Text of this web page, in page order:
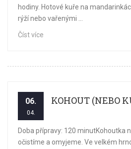
hodiny. Hotové kuře na
rýží nebo vařenými ...
Číst více
06.
04.
KOHOUT (NEBO
Doba přípravy: 120 minutKohoutka
očistíme a omyjeme. Ve velkém